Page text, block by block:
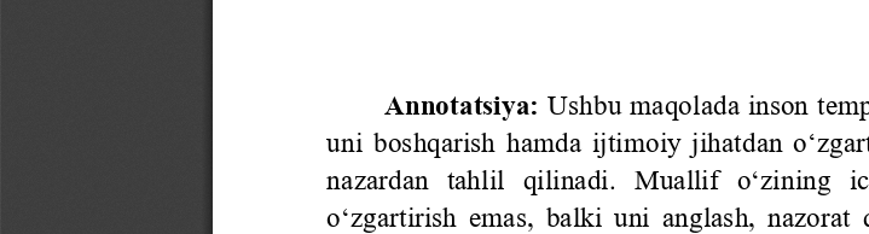
Annotatsiya: Ushbu maqolada inson
uni boshqarish hamda ijtimoiy jihatdan
nazardan  tahlil  qilinadi.  Muallif  o‘zining
o‘zgartirish emas, balki uni anglash,